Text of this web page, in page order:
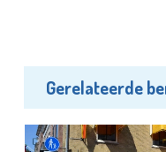
Gerelateerde